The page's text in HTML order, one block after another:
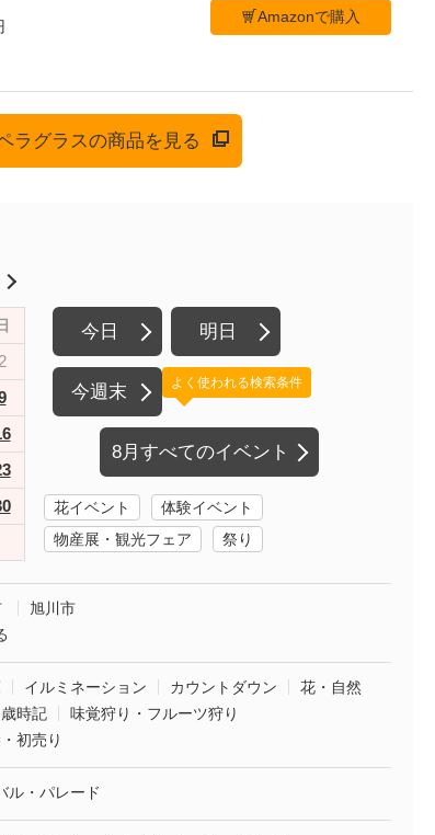
Amazonで購入
ラグラスの商品を見る
今日 明日
今週末
8月すべてのイベント
よく使われる検索条件
花イベント
体験イベント
物産展・観光フェア
祭り
旭川市
イルミネーション カウントダウン
花・自然
時記
味覚狩り・フルーツ狩り
初売り
ル・パレード